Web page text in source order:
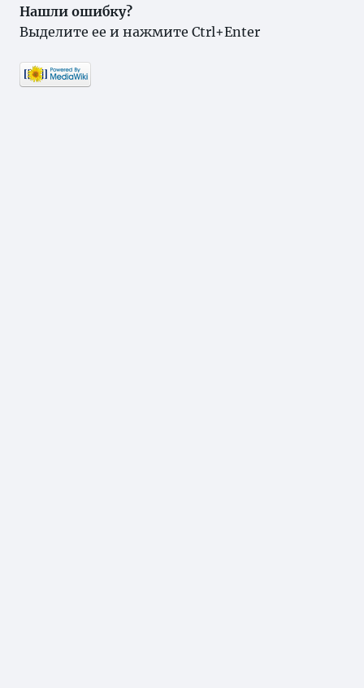
Нашли ошибку?
Выделите ее и нажмите Ctrl+Enter